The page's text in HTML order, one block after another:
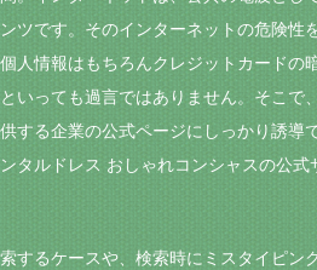
ツです。そのインターネットの危険性
情報はもちろんクレジットカードの
いっても過言ではありません。そこで
する企業の公式ページにしっかり誘導
タルドレス おしゃれコンシャスの公
するケースや、検索時にミスタイピン